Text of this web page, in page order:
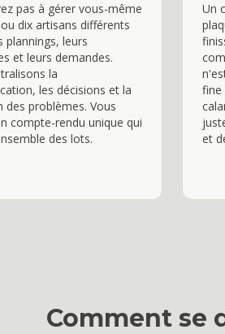
pas à gérer vous-même
dix artisans différents
plannings, leurs
et leurs demandes.
la
les décisions et la
des problèmes. Vous
compte-rendu unique qui
des lots.
Un
fine
et
Comment se